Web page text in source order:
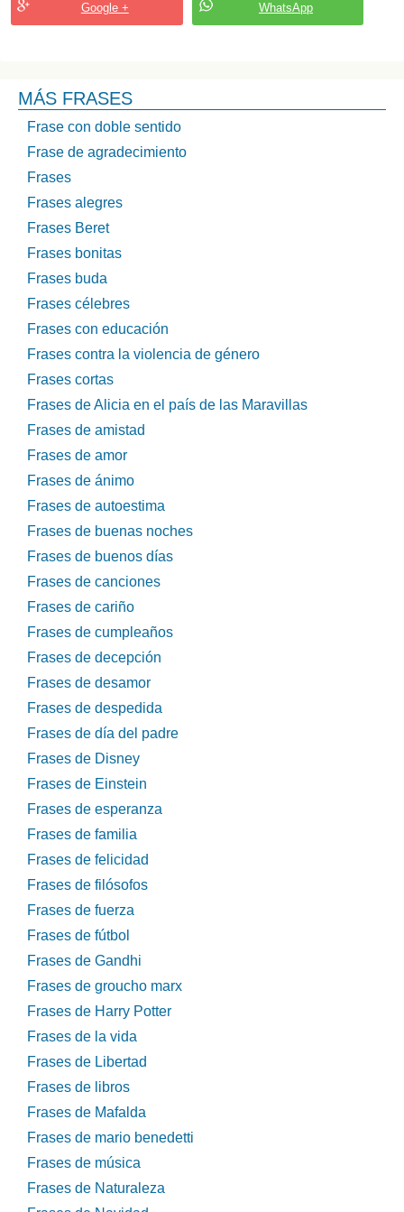
Google + WhatsApp
MÁS FRASES
Frase con doble sentido
Frase de agradecimiento
Frases
Frases alegres
Frases Beret
Frases bonitas
Frases buda
Frases célebres
Frases con educación
Frases contra la violencia de género
Frases cortas
Frases de Alicia en el país de las Maravillas
Frases de amistad
Frases de amor
Frases de ánimo
Frases de autoestima
Frases de buenas noches
Frases de buenos días
Frases de canciones
Frases de cariño
Frases de cumpleaños
Frases de decepción
Frases de desamor
Frases de despedida
Frases de día del padre
Frases de Disney
Frases de Einstein
Frases de esperanza
Frases de familia
Frases de felicidad
Frases de filósofos
Frases de fuerza
Frases de fútbol
Frases de Gandhi
Frases de groucho marx
Frases de Harry Potter
Frases de la vida
Frases de Libertad
Frases de libros
Frases de Mafalda
Frases de mario benedetti
Frases de música
Frases de Naturaleza